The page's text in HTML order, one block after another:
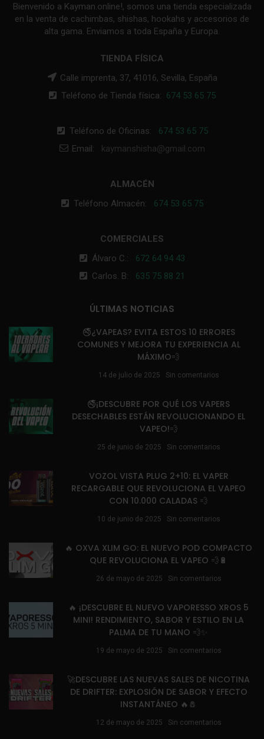
Bienvenido a Kayman.online!, somos una tienda especializada
en la venta de cachimbas, shishas, hookahs y accesorios de
alta gama. Enviamos a toda España y Europa.
TIENDA FÍSICA
Calle imprenta, 37, 41016, Sevilla, España
Teléfono de Tienda física: 674 53 65 75
Teléfono de Oficinas: 674 53 65 75
Email: kaymanshisha@gmail.com
ALMACÉN
Teléfono Almacén: 674 53 65 75
COMERCIALES
Álvaro C.: 672 64 94 43
Carlos. B: 635 75 88 21
ÚLTIMAS NOTICIAS
🚭¿VAPEAS? EVITA ESTOS 10 ERRORES
COMUNES Y MEJORA TU EXPERIENCIA AL
MÁXIMO💨
14 de julio de 2025 Sin comentarios
🚭¡DESCUBRE POR QUÉ LOS VAPERS
DESECHABLES ESTÁN REVOLUCIONANDO EL
VAPEO!💨
25 de junio de 2025 Sin comentarios
VOZOL VISTA PLUG 2+10: EL VAPER
RECARGABLE QUE REVOLUCIONA EL VAPEO
CON 10.000 CALADAS 💨
10 de junio de 2025 Sin comentarios
🔥 OXVA XLIM GO: EL NUEVO POD COMPACTO
QUE REVOLUCIONA EL VAPEO 💨🔋
26 de mayo de 2025 Sin comentarios
🔥 ¡DESCUBRE EL NUEVO VAPORESSO XROS 5
MINI! RENDIMIENTO, SABOR Y ESTILO EN LA
PALMA DE TU MANO 💨✨
19 de mayo de 2025 Sin comentarios
🚀DESCUBRE LAS NUEVAS SALES DE NICOTINA
DE DRIFTER: EXPLOSIÓN DE SABOR Y EFECTO
INSTANTÁNEO 🔥🧂
12 de mayo de 2025 Sin comentarios